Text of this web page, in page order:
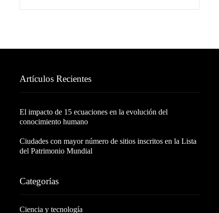
Artículos Recientes
El impacto de 15 ecuaciones en la evolución del
conocimiento humano
Ciudades con mayor número de sitios inscritos en la Lista
del Patrimonio Mundial
Categorías
Ciencia y tecnología